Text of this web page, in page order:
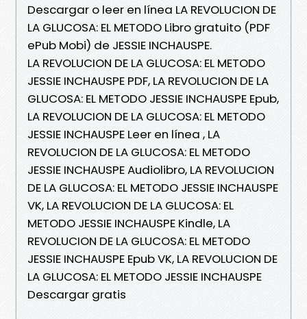
Descargar o leer en línea LA REVOLUCION DE
LA GLUCOSA: EL METODO Libro gratuito (PDF
ePub Mobi) de JESSIE INCHAUSPE.
LA REVOLUCION DE LA GLUCOSA: EL METODO
JESSIE INCHAUSPE PDF, LA REVOLUCION DE LA
GLUCOSA: EL METODO JESSIE INCHAUSPE Epub,
LA REVOLUCION DE LA GLUCOSA: EL METODO
JESSIE INCHAUSPE Leer en línea , LA
REVOLUCION DE LA GLUCOSA: EL METODO
JESSIE INCHAUSPE Audiolibro, LA REVOLUCION
DE LA GLUCOSA: EL METODO JESSIE INCHAUSPE
VK, LA REVOLUCION DE LA GLUCOSA: EL
METODO JESSIE INCHAUSPE Kindle, LA
REVOLUCION DE LA GLUCOSA: EL METODO
JESSIE INCHAUSPE Epub VK, LA REVOLUCION DE
LA GLUCOSA: EL METODO JESSIE INCHAUSPE
Descargar gratis